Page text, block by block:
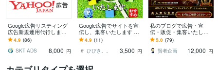
Google広告リスティング
広告新規運用代行します
【お客様アカウント利用
可】お客様の利益を重視
【認定資格保有】
4.9 (86)
SKT ADS
8,000 円
Google広告でサイトを宣
伝し、集客いたします 検
索連動型広告で効果的な
アプローチ！SEO、MEO
にも◎！
4.9 (11)
ひびき。。
3,500 円
私のブログで広告・宣
伝・販促・集客いたしま
す 「AI×WEBサイト運
営」の専門メディアでプ
ロモーション！
5.0 (79)
賢者企画
12,000 円